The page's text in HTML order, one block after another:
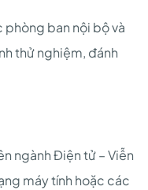
phòng ban nội bộ và
thử nghiệm, đánh
ngành Điện tử – Viễn
máy tính hoặc các